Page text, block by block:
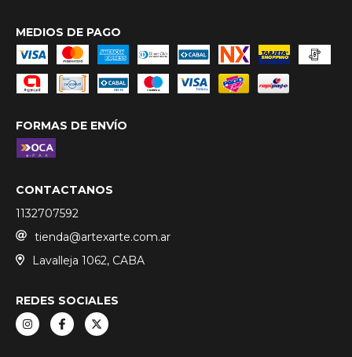
MEDIOS DE PAGO
FORMAS DE ENVÍO
CONTACTANOS
1132707592
tienda@artexarte.com.ar
Lavalleja 1062, CABA
REDES SOCIALES